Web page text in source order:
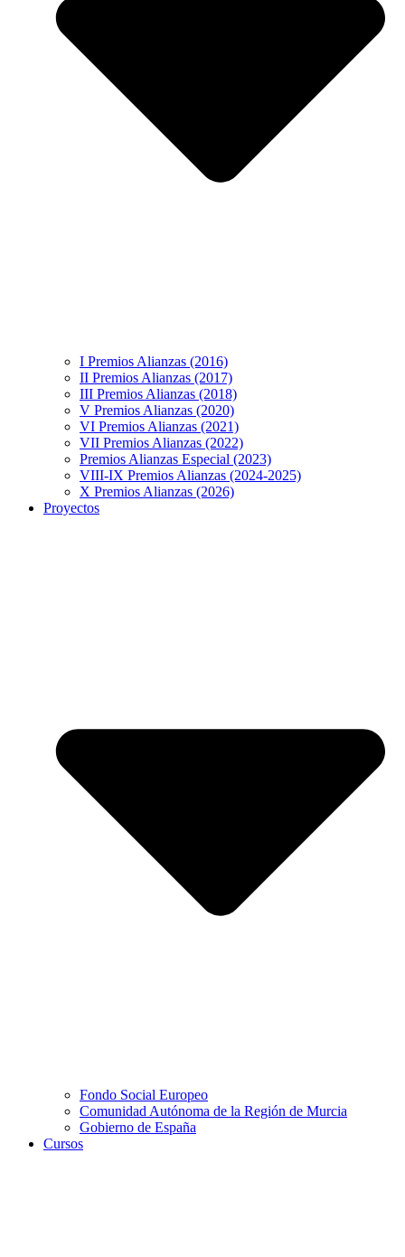
I Premios Alianzas (2016)
II Premios Alianzas (2017)
III Premios Alianzas (2018)
V Premios Alianzas (2020)
VI Premios Alianzas (2021)
VII Premios Alianzas (2022)
Premios Alianzas Especial (2023)
VIII-IX Premios Alianzas (2024-2025)
X Premios Alianzas (2026)
Proyectos
Fondo Social Europeo
Comunidad Autónoma de la Región de Murcia
Gobierno de España
Cursos